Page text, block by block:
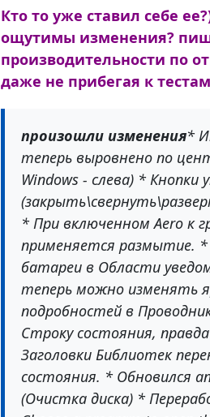
Кто то уже ставил себе
ощутимы изменения?
производительности по
даже не прибегая к тестам
произошли изменения*
теперь выровнено по
Windows - слева) * Кнопки
* При включенном Aero к
применяется размытие. *
батареи в Области
теперь можно изменять
подробностей в
Строку состояния,
Заголовки Библиотек
состояния. * Обновился
(Очистка диска) *